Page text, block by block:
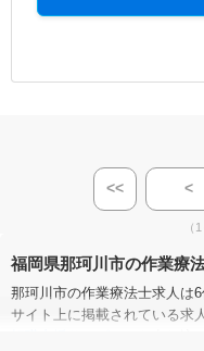
<< <
（
福岡県那珂川市の作業療
那珂川市の作業療法士求人は
サイト上に掲載されている求
にお申し込